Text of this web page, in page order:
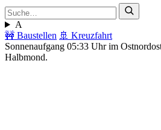
A
🚧 Baustellen 🚢 Kreuzfahrt
Sonnenaufgang 05:33 Uhr im
Halbmond.